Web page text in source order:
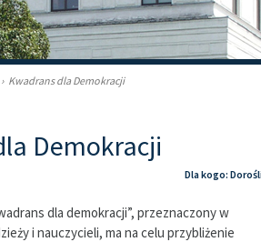
› Kwadrans dla Demokracji
Demokracji
Dla kogo:
dla demokracji”, przeznaczony w
i nauczycieli, ma na celu przybliżenie